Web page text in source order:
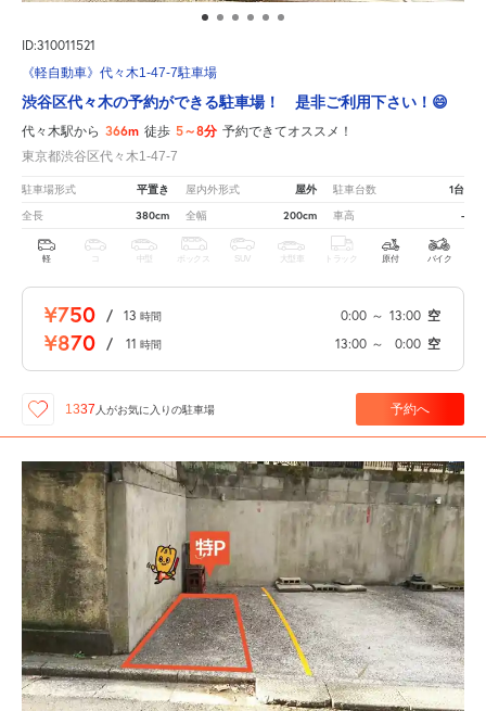
ID:310011521
《軽自動車》代々木1-47-7駐車場
渋谷区代々木の予約ができる駐車場！ 是非ご利用下さい！😄
代々木駅から 366m 徒歩 5～8分 予約できてオススメ！
東京都渋谷区代々木1-47-7
駐車場形式 平置き 屋内外形式 屋外 駐車台数 1台
全長 380cm 全幅 200cm 車高 -
軽 中型 ボックス SUV 大型車 トラック 原付 バイク
¥750 / 13 時間 0:00 ～ 13:00 空
¥870 / 11 時間 13:00 ～ 0:00 空
1337 人がお気に入りの駐車場 予約へ